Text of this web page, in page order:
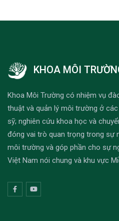
KHOA MÔI
Khoa Môi Trường có nhiệm vụ
thuật và quản lý môi trường ở
sỹ; nghiên cứu khoa học và
đóng vai trò quan trọng trong sự
môi trường và góp phần cho sự
Việt Nam nói chung và khu vực